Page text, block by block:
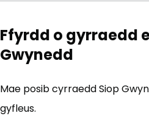
Ffyrdd o gyrraedd
Gwynedd
Mae posib cyrraedd Siop
gyfleus.